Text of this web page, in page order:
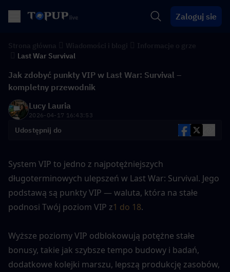
Zaloguj sie
Last War Survival
Jak zdobyć punkty VIP w Last War: Survival –
kompletny przewodnik
Lucy Lauria
2026-04-17 16:43:53
Udostępnij do
System VIP to jedno z najpotężniejszych
długoterminowych ulepszeń w Last War: Survival. Jego
podstawą są punkty VIP — waluta, która na stałe
podnosi Twój poziom VIP z1 do 18.
Wyższe poziomy VIP odblokowują potężne stałe
bonusy, takie jak szybsze tempo budowy i badań,
dodatkowe kolejki marszu, lepszą produkcję zasobów,